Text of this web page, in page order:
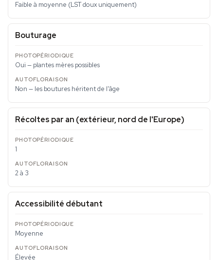
Faible à moyenne (LST doux uniquement)
Bouturage
Oui — plantes mères possibles
Non — les boutures héritent de l'âge
Récoltes par an (extérieur, nord de l'Europe)
1
2 à 3
Accessibilité débutant
Moyenne
Élevée